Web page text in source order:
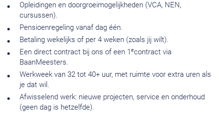
Opleidingen en doorgroeimogelijkheden (VCA, NEN,
cursussen).
Pensioenregeling vanaf dag één.
Betaling wekelijks of per 4 weken (zoals jij wilt).
Een direct contract bij ons of een 1 econtract via
BaanMeesters.
Werkweek van 32 tot 40+ uur, met ruimte voor extra uren als
je dat wil.
Afwisselend werk: nieuwe projecten, service en onderhoud
(geen dag is hetzelfde).